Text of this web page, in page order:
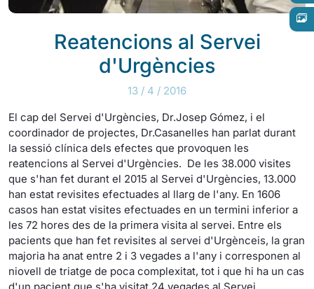
Reatencions al Servei
d'Urgències
13 / 4 / 2016
El cap del Servei d'Urgències, Dr.Josep Gómez, i el
coordinador de projectes, Dr.Casanelles han parlat durant
la sessió clínica dels efectes que provoquen les
reatencions al Servei d'Urgències. De les 38.000 visites
que s'han fet durant el 2015 al Servei d'Urgències, 13.000
han estat revisites efectuades al llarg de l'any. En 1606
casos han estat visites efectuades en un termini inferior a
les 72 hores des de la primera visita al servei. Entre els
pacients que han fet revisites al servei d'Urgènceis, la gran
majoria ha anat entre 2 i 3 vegades a l'any i corresponen al
niovell de triatge de poca complexitat, tot i que hi ha un cas